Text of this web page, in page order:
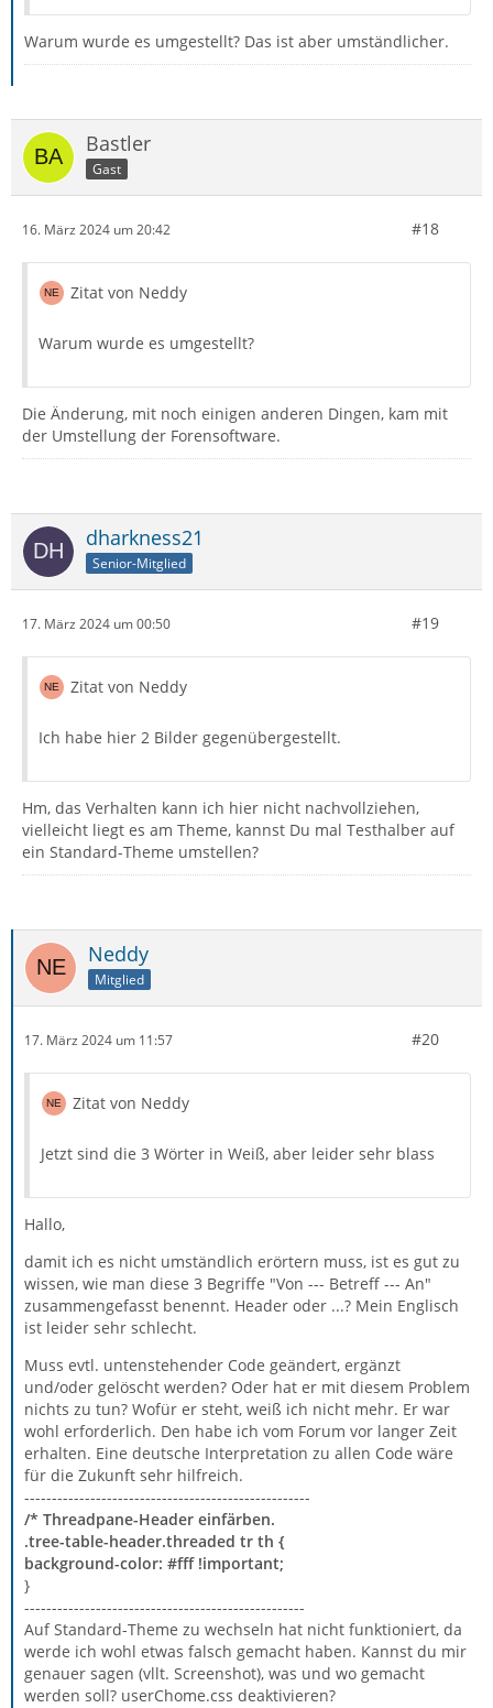
Warum wurde es umgestellt? Das ist aber umständlicher.
Bastler
Gast
16. März 2024 um 20:42 #18
Zitat von Neddy
Warum wurde es umgestellt?
Die Änderung, mit noch einigen anderen Dingen, kam mit
der Umstellung der Forensoftware.
dharkness21
Senior-Mitglied
17. März 2024 um 00:50 #19
Zitat von Neddy
Ich habe hier 2 Bilder gegenübergestellt.
Hm, das Verhalten kann ich hier nicht nachvollziehen,
vielleicht liegt es am Theme, kannst Du mal Testhalber auf
ein Standard-Theme umstellen?
Neddy
Mitglied
17. März 2024 um 11:57 #20
Zitat von Neddy
Jetzt sind die 3 Wörter in Weiß, aber leider sehr blass
Hallo,
damit ich es nicht umständlich erörtern muss, ist es gut zu
wissen, wie man diese 3 Begriffe "Von --- Betreff --- An"
zusammengefasst benennt. Header oder ...? Mein Englisch
ist leider sehr schlecht.
Muss evtl. untenstehender Code geändert, ergänzt
und/oder gelöscht werden? Oder hat er mit diesem Problem
nichts zu tun? Wofür er steht, weiß ich nicht mehr. Er war
wohl erforderlich. Den habe ich vom Forum vor langer Zeit
erhalten. Eine deutsche Interpretation zu allen Code wäre
für die Zukunft sehr hilfreich.
----------------------------------------------------
/* Threadpane-Header einfärben.
.tree-table-header.threaded tr th {
background-color: #fff !important;
}
---------------------------------------------------
Auf Standard-Theme zu wechseln hat nicht funktioniert, da
werde ich wohl etwas falsch gemacht haben. Kannst du mir
genauer sagen (vllt. Screenshot), was und wo gemacht
werden soll? userChome.css deaktivieren?